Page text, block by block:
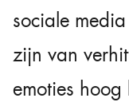
sociale
zijn van
emoties